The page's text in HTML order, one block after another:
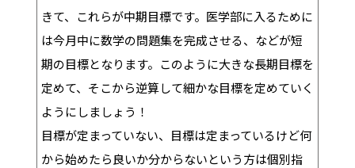
きて、これらが中期目標です。医学部に入るために
は今月中に数学の問題集を完成させる、などが短
期の目標となります。このように大きな長期目標を
定めて、そこから逆算して細かな目標を定めていく
ようにしましょう！
目標が定まっていない、目標は定まっているけど何
から始めたら良いか分からないという方は個別指